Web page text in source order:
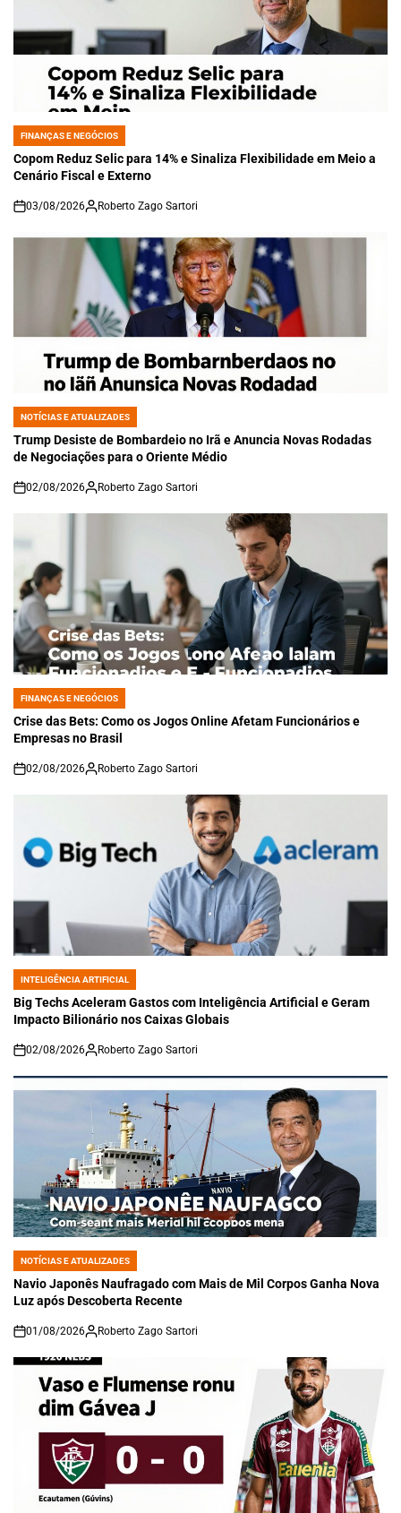
POSTED
IN
FINANÇAS E NEGÓCIOS
Copom Reduz Selic para 14% e Sinaliza Flexibilidade em Meio a
Cenário Fiscal e Externo
on
03/08/2026 Roberto Zago Sartori
POSTED
IN
NOTÍCIAS E ATUALIZADES
Trump Desiste de Bombardeio no Irã e Anuncia Novas Rodadas
de Negociações para o Oriente Médio
on
02/08/2026 Roberto Zago Sartori
POSTED
IN
FINANÇAS E NEGÓCIOS
Crise das Bets: Como os Jogos Online Afetam Funcionários e
Empresas no Brasil
on
02/08/2026 Roberto Zago Sartori
POSTED
IN
INTELIGÊNCIA ARTIFICIAL
Big Techs Aceleram Gastos com Inteligência Artificial e Geram
Impacto Bilionário nos Caixas Globais
on
02/08/2026 Roberto Zago Sartori
POSTED
IN
NOTÍCIAS E ATUALIZADES
Navio Japonês Naufragado com Mais de Mil Corpos Ganha Nova
Luz após Descoberta Recente
on
01/08/2026 Roberto Zago Sartori